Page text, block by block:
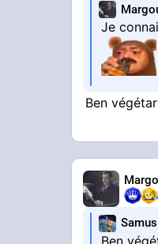
Je
Ben
Samus
Ben